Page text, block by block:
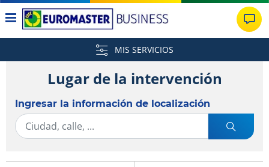
MIS SERVICIOS
Lugar de la intervención
Ingresar la información de localización